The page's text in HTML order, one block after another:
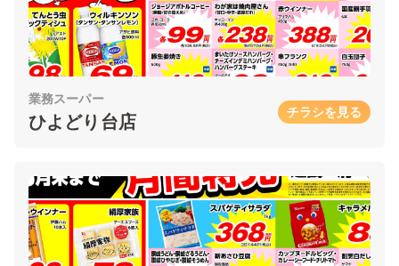
業務スーパー
ひよどり台店 チラシを見る